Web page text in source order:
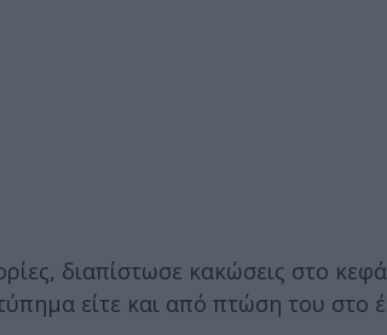
διαπίστωσε κακώσεις στο
είτε και από πτώση του στο